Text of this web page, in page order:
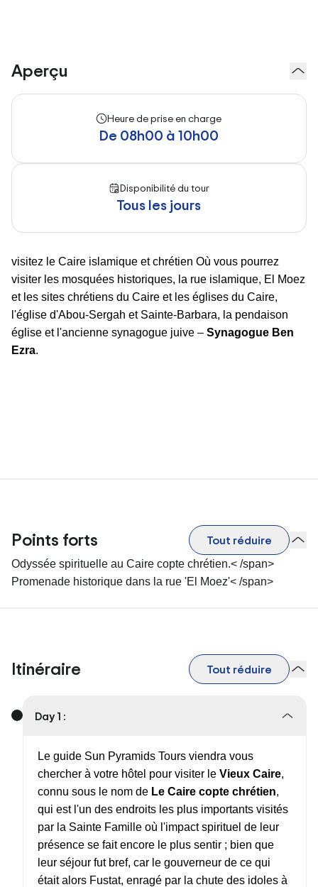
Aperçu
Heure de prise en charge
De 08h00 à 10h00
Disponibilité du tour
Tous les jours
visitez le Caire islamique et chrétien Où vous pourrez
visiter les mosquées historiques, la rue islamique, El Moez
et les sites chrétiens du Caire et les églises du Caire,
l'église d'Abou-Sergah et Sainte-Barbara, la pendaison
église et l'ancienne synagogue juive – Synagogue Ben
Ezra.
Points forts Tout réduire
Odyssée spirituelle au Caire copte chrétien.< /span>
Promenade historique dans la rue 'El Moez'< /span>
Itinéraire Tout réduire
Day 1 :
Le guide Sun Pyramids Tours viendra vous
chercher à votre hôtel pour visiter le Vieux Caire,
connu sous le nom de Le Caire copte chrétien,
qui est l'un des endroits les plus importants visités
par la Sainte Famille où l'impact spirituel de leur
présence se fait encore le plus sentir ; bien que
leur séjour fut bref, car le gouverneur de ce qui
était alors Fustat, enragé par la chute des idoles à